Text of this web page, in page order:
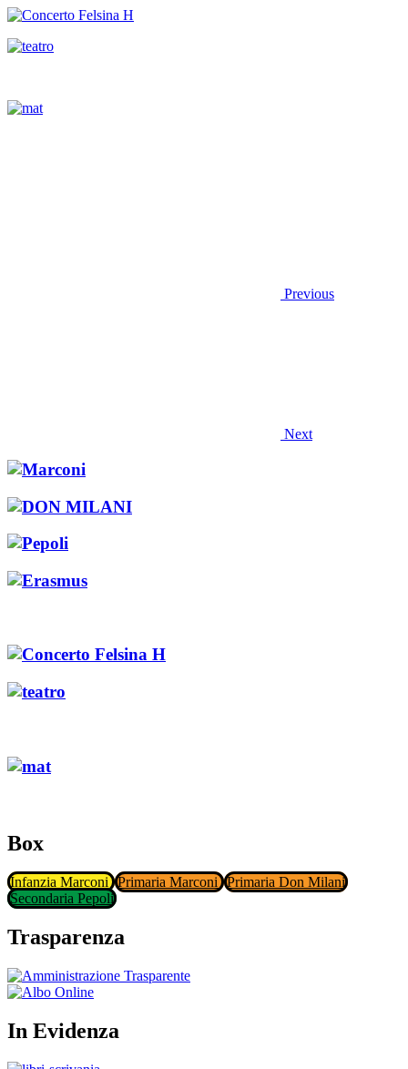
Previous
Next
Box
Infanzia Marconi Primaria Marconi Primaria Don Milani
Secondaria Pepoli
Trasparenza
In Evidenza